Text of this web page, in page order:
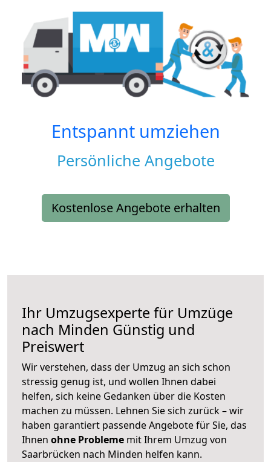
Entspannt umziehen
Persönliche Angebote
Kostenlose Angebote erhalten
Ihr Umzugsexperte für Umzüge
nach Minden Günstig und
Preiswert
Wir verstehen, dass der Umzug an sich schon
stressig genug ist, und wollen Ihnen dabei
helfen, sich keine Gedanken über die Kosten
machen zu müssen. Lehnen Sie sich zurück – wir
haben garantiert passende Angebote für Sie, das
Ihnen ohne Probleme mit Ihrem Umzug von
Saarbrücken nach Minden helfen kann.